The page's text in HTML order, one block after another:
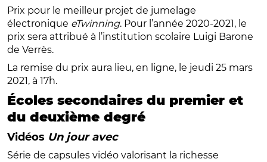
Prix pour le meilleur projet de jumelage
électronique eTwinning. Pour l’année 2020-2021, le
prix sera attribué à l’institution scolaire Luigi Barone
de Verrès.
La remise du prix aura lieu, en ligne, le jeudi 25 mars
2021, à 17h.
Écoles secondaires du premier et
du deuxième degré
Vidéos Un jour avec
Série de capsules vidéo valorisant la richesse